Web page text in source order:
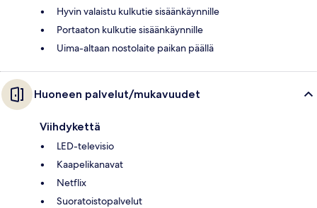
Hyvin valaistu kulkutie sisäänkäynnille
Portaaton kulkutie sisäänkäynnille
Uima-altaan nostolaite paikan päällä
Huoneen palvelut/mukavuudet
Viihdykettä
LED-televisio
Kaapelikanavat
Netflix
Suoratoistopalvelut